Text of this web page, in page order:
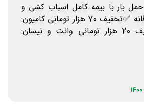
حمل بار با بیمه کامل اسباب کشی و
قیمت شفاف و صادقانه ✅تخفیف 70 هزار تومانی کامیون:
retuck99 ✅تخفیف 20 هزار تومانی وانت و نیسان: